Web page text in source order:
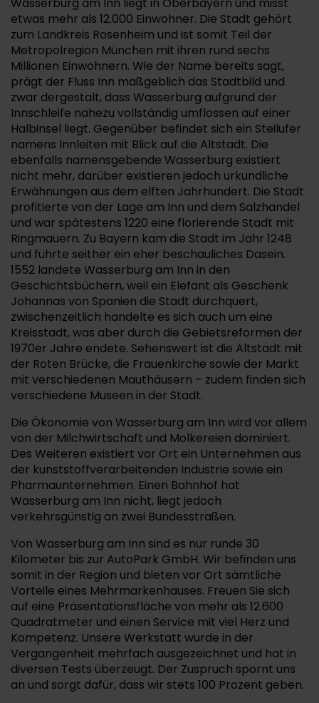
etwas mehr als 12.000 Einwohner. Die Stadt gehört
zum Landkreis Rosenheim und ist somit Teil der
Metropolregion München mit ihren rund sechs
Millionen Einwohnern. Wie der Name bereits sagt,
prägt der Fluss Inn maßgeblich das Stadtbild und
zwar dergestalt, dass Wasserburg aufgrund der
Innschleife nahezu vollständig umflossen auf einer
Halbinsel liegt. Gegenüber befindet sich ein Steilufer
namens Innleiten mit Blick auf die Altstadt. Die
ebenfalls namensgebende Wasserburg existiert
nicht mehr, darüber existieren jedoch urkundliche
Erwähnungen aus dem elften Jahrhundert. Die Stadt
profitierte von der Lage am Inn und dem Salzhandel
und war spätestens 1220 eine florierende Stadt mit
Ringmauern. Zu Bayern kam die Stadt im Jahr 1248
und führte seither ein eher beschauliches Dasein.
1552 landete Wasserburg am Inn in den
Geschichtsbüchern, weil ein Elefant als Geschenk
Johannas von Spanien die Stadt durchquert,
zwischenzeitlich handelte es sich auch um eine
Kreisstadt, was aber durch die Gebietsreformen der
1970er Jahre endete. Sehenswert ist die Altstadt mit
der Roten Brücke, die Frauenkirche sowie der Markt
mit verschiedenen Mauthäusern – zudem finden sich
verschiedene Museen in der Stadt.
Die Ökonomie von Wasserburg am Inn wird vor allem
von der Milchwirtschaft und Molkereien dominiert.
Des Weiteren existiert vor Ort ein Unternehmen aus
der kunststoffverarbeitenden Industrie sowie ein
Pharmaunternehmen. Einen Bahnhof hat
Wasserburg am Inn nicht, liegt jedoch
verkehrsgünstig an zwei Bundesstraßen.
Von Wasserburg am Inn sind es nur runde 30
Kilometer bis zur AutoPark GmbH. Wir befinden uns
somit in der Region und bieten vor Ort sämtliche
Vorteile eines Mehrmarkenhauses. Freuen Sie sich
auf eine Präsentationsfläche von mehr als 12.600
Quadratmeter und einen Service mit viel Herz und
Kompetenz. Unsere Werkstatt wurde in der
Vergangenheit mehrfach ausgezeichnet und hat in
diversen Tests überzeugt. Der Zuspruch spornt uns
an und sorgt dafür, dass wir stets 100 Prozent geben.